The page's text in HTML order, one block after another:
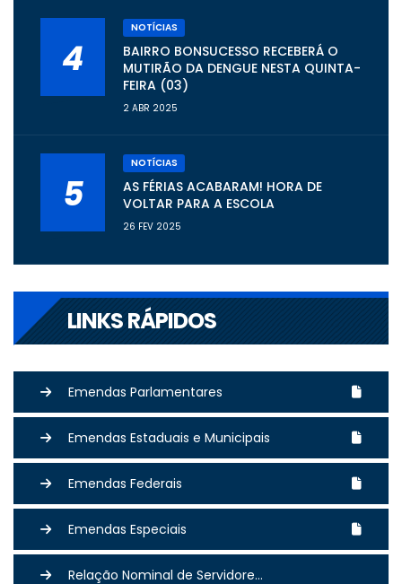
4
NOTÍCIAS
BAIRRO BONSUCESSO RECEBERÁ O
MUTIRÃO DA DENGUE NESTA QUINTA-
FEIRA (03)
2 ABR 2025
5
NOTÍCIAS
AS FÉRIAS ACABARAM! HORA DE
VOLTAR PARA A ESCOLA
26 FEV 2025
LINKS RÁPIDOS
Emendas Parlamentares
Emendas Estaduais e Municipais
Emendas Federais
Emendas Especiais
Relação Nominal de Servidore...